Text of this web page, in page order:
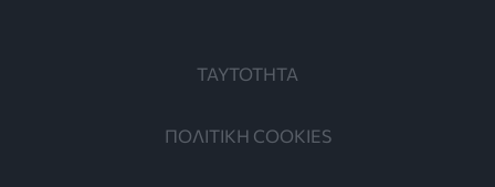
ΤΑΥΤΟΤΗΤΑ
ΠΟΛΙΤΙΚΗ COOKIES